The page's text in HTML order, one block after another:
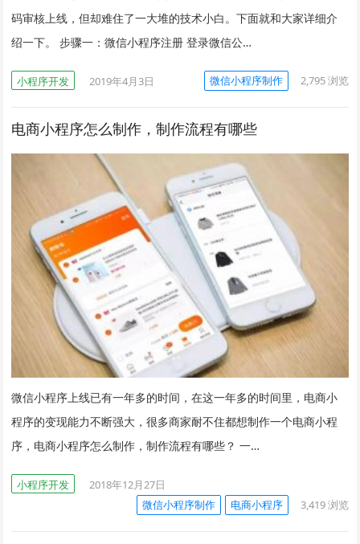
码审核上线，但却难住了一大堆的技术小白。下面就和大家详细介
绍一下。 步骤一：微信小程序注册 登录微信公…
小程序开发 2019年4月3日 微信小程序制作 2,795浏览
电商小程序怎么制作，制作流程有哪些
微信小程序上线已有一年多的时间，在这一年多的时间里，电商小
程序的变现能力不断强大，很多商家耐不住都想制作一个电商小程
序，电商小程序怎么制作，制作流程有哪些？ 一…
小程序开发
2018年12月27日
微信小程序制作
电商小程序 3,419浏览